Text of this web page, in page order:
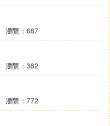
參照點的人格化代表，
戲貨幣市場）是由央行
個意義上，在經濟學中
市場，把股市和衍生金
濟。虛擬經濟的本質是
瀏覽：687
瀏覽：382
瀏覽：772